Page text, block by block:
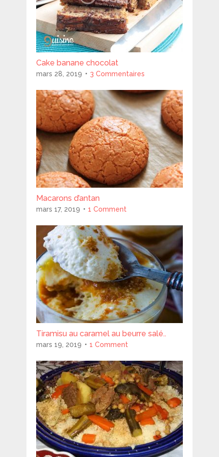
Cake banane chocolat
mars 28, 2019 3 Commentaires
Macarons d’antan
mars 17, 2019 1 Comment
Tiramisu au caramel au beurre salé..
mars 19, 2019 1 Comment